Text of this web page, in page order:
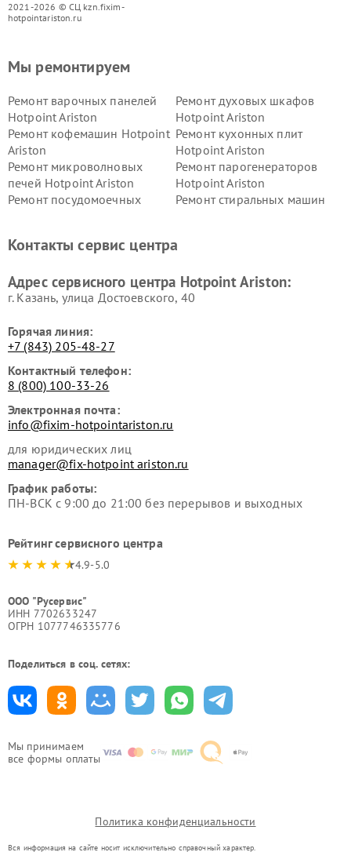
2021-2026 © СЦ kzn.fixim-
hotpointariston.ru
Мы принимаем
все формы оплаты
Мы ремонтируем
Ремонт варочных панелей
Hotpoint Ariston
Ремонт духовых шкафов
Hotpoint Ariston
Ремонт кофемашин Hotpoint
Ariston
Ремонт кухонных плит
Hotpoint Ariston
Ремонт микроволновых
печей Hotpoint Ariston
Ремонт парогенераторов
Hotpoint Ariston
Ремонт посудомоечных
Ремонт стиральных машин
Hotpoint Ariston
Hotpoint Ariston
Ariston
Hotpoint Ariston
Контакты сервис центра
Адрес сервисного центра Hotpoint Ariston:
г. Казань, улица Достоевского, 40
Горячая линия:
+7 (843) 205-48-27
Контактный телефон:
8 (800) 100-33-26
Электронная почта:
info@fixim-hotpointariston.ru
для юридических лиц
manager@fix-hotpoint ariston.ru
График работы:
ПН-ВСК с 9:00 до 21:00 без перерывов и выходных
Рейтинг сервисного центра
4.9-5.0
ООО "Русервис"
ИНН 7702633247
ОГРН 1077746335776
Поделиться в соц. сетях:
Политика конфиденциальности
Вся информация на сайте носит исключительно справочный характер.